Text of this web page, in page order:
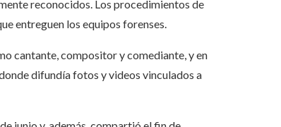
reconocidos. Los procedimientos de
entreguen los equipos forenses.
cantante, compositor y comediante, y en
difundía fotos y videos vinculados a